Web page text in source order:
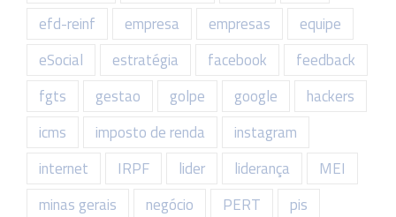
efd-reinf
empresa empresas
equipe
eSocial
estratégia facebook
feedback
fgts
gestao golpe google
hackers
icms
imposto de renda
instagram
internet
IRPF lider liderança
MEI
minas gerais
negócio PERT
pis